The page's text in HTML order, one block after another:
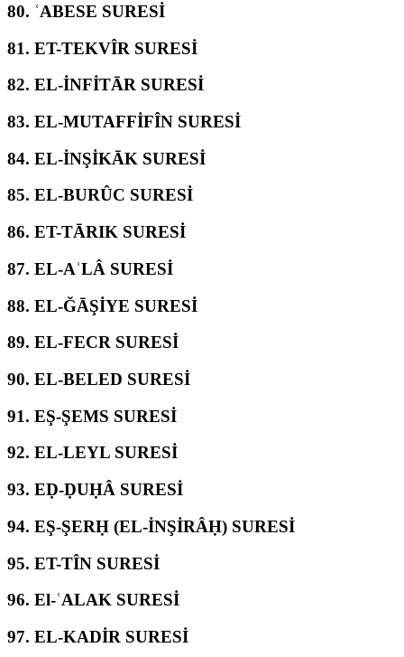
80. ʿABESE SURESİ
81. ET-TEKVÎR SURESİ
82. EL-İNFİTĀR SURESİ
83. EL-MUTAFFİFÎN SURESİ
84. EL-İNŞİKĀK SURESİ
85. EL-BURÛC SURESİ
86. ET-TĀRIK SURESİ
87. EL-AʿLÂ SURESİ
88. EL-ĞĀŞİYE SURESİ
89. EL-FECR SURESİ
90. EL-BELED SURESİ
91. EŞ-ŞEMS SURESİ
92. EL-LEYL SURESİ
93. EḌ-ḌUḤÂ SURESİ
94. EŞ-ŞERḤ (EL-İNŞİRÂḤ) SURESİ
95. ET-TÎN SURESİ
96. El-ʿALAK SURESİ
97. EL-KADİR SURESİ